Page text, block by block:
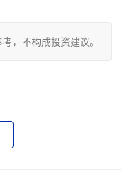
，不构成投资建议。